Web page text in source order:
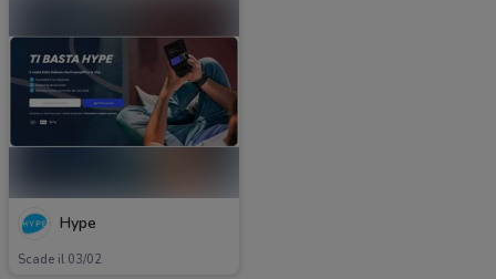
Hype
Scade il 03/02